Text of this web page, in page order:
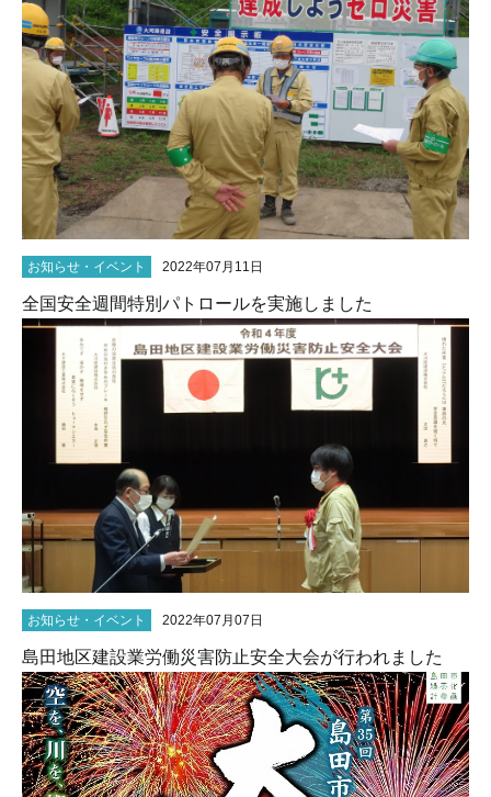
お知らせ・イベント 2022年07月11日
全国安全週間特別パトロールを実施しました
お知らせ・イベント 2022年07月07日
島田地区建設業労働災害防止安全大会が行われました